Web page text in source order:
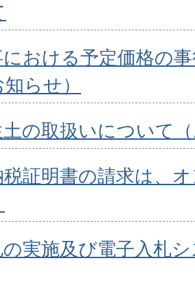
おける予定価格の
らせ）
の取扱いについて
証明書の請求は、
実施及び電子入札